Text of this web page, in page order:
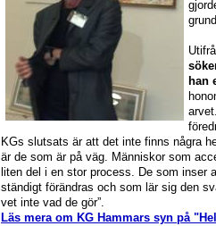
han
KGs slutsats är att det inte finns några
är de som är på väg. Människor som
liten del i en stor process. De som inser
ständigt förändras och som lär sig den
vet inte vad de gör”.
Läs mera om KG Hammars syn på